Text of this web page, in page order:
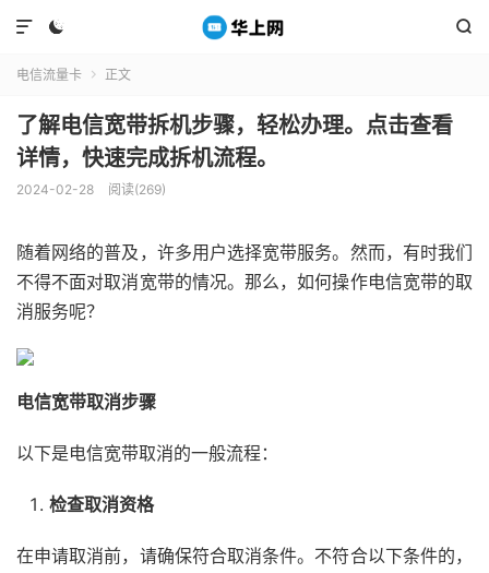
 

电信流量卡  正文
了解电信宽带拆机步骤，轻松办理。点击查看
详情，快速完成拆机流程。
2024-02-28 阅读(269)
随着网络的普及，许多用户选择宽带服务。然而，有时我们
不得不面对取消宽带的情况。那么，如何操作电信宽带的取
消服务呢？
电信宽带取消步骤
以下是电信宽带取消的一般流程：
检查取消资格
在申请取消前，请确保符合取消条件。不符合以下条件的，